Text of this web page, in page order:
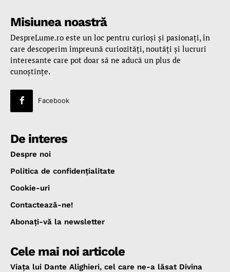
Misiunea noastră
DespreLume.ro este un loc pentru curioşi şi pasionaţi, în
care descoperim împreună curiozităţi, noutăţi şi lucruri
interesante care pot doar să ne aducă un plus de
cunoştinţe.
Facebook
De interes
Despre noi
Politica de confidenţialitate
Cookie-uri
Contactează-ne!
Abonaţi-vă la newsletter
Cele mai noi articole
Viața lui Dante Alighieri, cel care ne-a lăsat Divina